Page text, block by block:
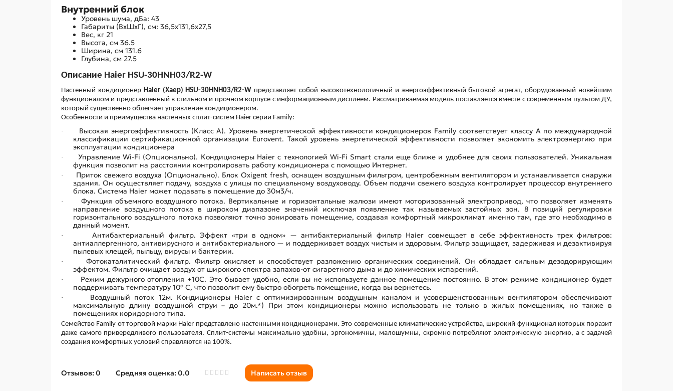
Внутренний блок
Уровень шума, дБа: 43
Габариты (ВхШхГ), см: 36,5x131,6x27,5
Вес, кг 21
Высота, см 36.5
Ширина, см 131.6
Глубина, см 27.5
Описание Haier HSU-30HNH03/R2-W
Настенный кондиционер Haier (Хаер) HSU-30HNH03/R2-W представляет собой высокотехнологичный и энергоэффективный бытовой агрегат, оборудованный новейшим
функционалом и представленный в стильном и прочном корпусе с информационным дисплеем. Рассматриваемая модель поставляется вместе с современным пультом ДУ,
который существенно облегчает управление кондиционером.
Особенности и преимущества настенных сплит-систем Haier серии Family:
·
Высокая энергоэффективность (Класс А). Уровень энергетической эффективности кондиционеров Family соответствует классу A по международной
классификации сертификационной организации Eurovent. Такой уровень энергетической эффективности позволяет экономить электроэнергию при
эксплуатации кондиционера
·
Управление Wi-Fi (Опционально). Кондиционеры Haier с технологией Wi-Fi Smart стали еще ближе и удобнее для своих пользователей. Уникальная
функция позволит на расстоянии контролировать работу кондиционера с помощью Интернет.
·
Приток свежего воздуха (Опционально). Блок Oxigent fresh, оснащен воздушным фильтром, центробежным вентилятором и устанавливается снаружи
здания. Он осуществляет подачу, воздуха с улицы по специальному воздуховоду. Объем подачи свежего воздуха контролирует процессор внутреннего
блока. Система Haier может подавать в помещение до 30м3/ч.
·
Функция объемного воздушного потока. Вертикальные и горизонтальные жалюзи имеют моторизованный электропривод, что позволяет изменять
направление воздушного потока в широком диапазоне значений исключая появление так называемых застойных зон. 8 позиций регулировки
горизонтального воздушного потока позволяют точно зонировать помещение, создавая комфортный микроклимат именно там, где это необходимо в
данный момент.
·
Антибактериальный фильтр. Эффект «три в одном» — антибактериальный фильтр Haier совмещает в себе эффективность трех фильтров:
антиаллергенного, антивирусного и антибактериального — и поддерживает воздух чистым и здоровым. Фильтр защищает, задерживая и дезактивируя
пылевых клещей, пыльцу, вирусы и бактерии.
·
Фотокаталитический фильтр. Фильтр окисляет и способствует разложению органических соединений. Он обладает сильным дезодорирующим
эффектом. Фильтр очищает воздух от широкого спектра запахов-от сигаретного дыма и до химических испарений.
·
Режим дежурного отопления +10С. Это бывает удобно, если вы не используете данное помещение постоянно. В этом режиме кондиционер будет
поддерживать температуру 10° С, что позволит ему быстро обогреть помещение, когда вы вернетесь.
·
Воздушный поток 12м. Кондиционеры Haier с оптимизированным воздушным каналом и усовершенствованным вентилятором обеспечивают
максимальную длину воздушной струи – до 20м.*) При этом кондиционеры можно использовать не только в жилых помещениях, но также в
помещениях коридорного типа.
Семейство Family от торговой марки Haier представлено настенными кондиционерами. Это современные климатические устройства, широкий функционал которых поразит
даже самого привередливого пользователя. Сплит-системы максимально удобны, эргономичны, малошумны, скромно потребляют электрическую энергию, а с задачей
создания комфортных условий справляются на 100%.
Отзывов: 0 Средняя оценка: 0.0 Написать отзыв